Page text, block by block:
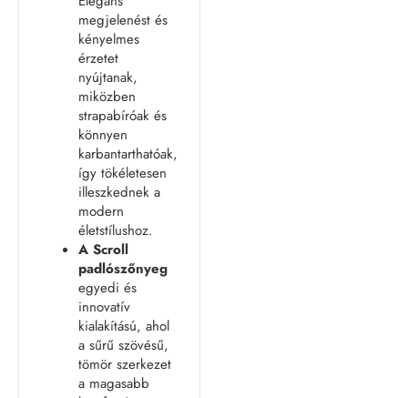
megjelenést és
kényelmes
érzetet
nyújtanak,
miközben
strapabíróak és
könnyen
karbantarthatóak,
így tökéletesen
illeszkednek a
modern
életstílushoz.
A Scroll
padlószőnyeg
egyedi és
innovatív
kialakítású, ahol
a sűrű szövésű,
tömör szerkezet
a magasabb